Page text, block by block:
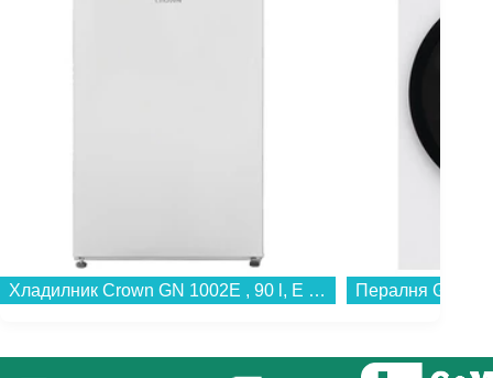
Хладилник Crown GN 1002E , 90 l, E , Бял...